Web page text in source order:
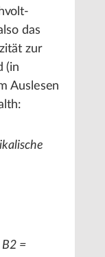
das
zur
(in
Auslesen
=